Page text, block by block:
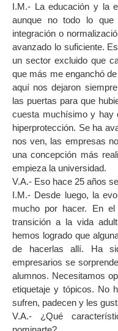
I.M.- La educación y la
aunque no todo lo que
integración o
avanzado lo suficiente.
un sector excluido que
que más me enganchó
aquí nos dejaron
las puertas para que
cuesta muchísimo y hay
hiperprotección. Se ha
nos ven, las empresas
una concepción más
empieza la universidad.
V.A.- Eso hace 25 años
I.M.- Desde luego, la
mucho por hacer. En
transición a la vida
hemos logrado que
de hacerlas allí. Ha
empresarios se
alumnos. Necesitamos
etiquetaje y tópicos. No
sufren, padecen y les
V.A.- ¿Qué